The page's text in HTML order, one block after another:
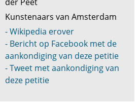
Kunstenaars van Amsterdam
- Wikipedia erover
- Bericht op Facebook met de
aankondiging van deze petitie
- Tweet met aankondiging van
deze petitie